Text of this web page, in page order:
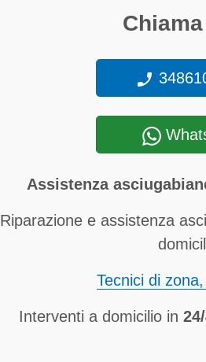
Assistenza
Riparazione e assistenza
Tecnici di
Interventi a domicilio in